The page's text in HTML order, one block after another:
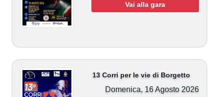
Vai alla gara
13 Corri per le vie di Borgetto
Domenica, 16 Agosto 2026